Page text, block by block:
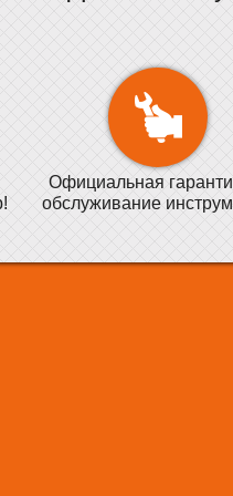
Официальная
обслуживание